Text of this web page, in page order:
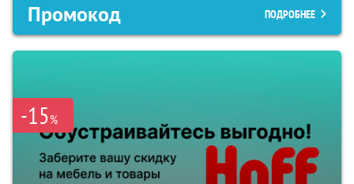
Промокод ПОДРОБНЕЕ
-15%